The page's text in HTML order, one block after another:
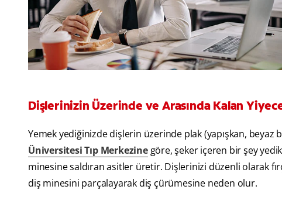
Dişlerinizin Üzerinde ve Arasında Kalan
Yemek yediğinizde dişlerin üzerinde plak (yapışkan,
Üniversitesi Tıp Merkezinegöre, şeker içeren bir şey
minesine saldıran asitler üretir. Dişlerinizi düzenli olarak
diş minesini parçalayarak diş çürümesine neden olur.